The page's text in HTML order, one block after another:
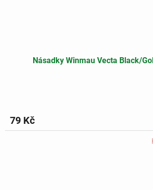
Násadky Winmau Vecta Black/
79 Kč